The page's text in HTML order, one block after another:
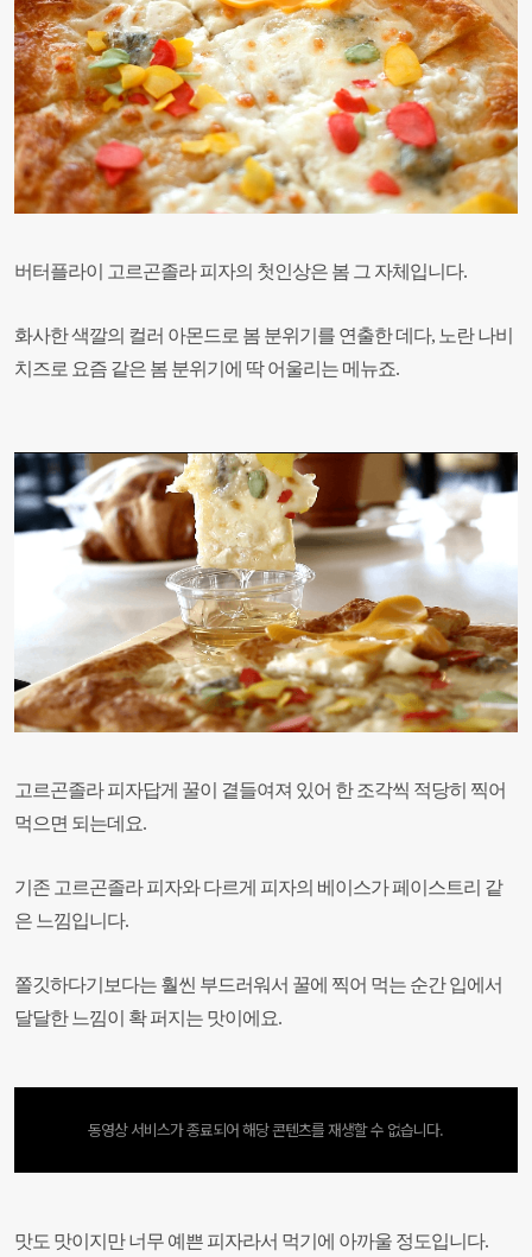
버터플라이 고르곤졸라 피자의 첫인상은 봄 그 자체입니다.
화사한 색깔의 컬러 아몬드로 봄 분위기를 연출한 데다, 노란 나비
치즈로 요즘 같은 봄 분위기에 딱 어울리는 메뉴죠.
고르곤졸라 피자답게 꿀이 곁들여져 있어 한 조각씩 적당히 찍어
먹으면 되는데요.
기존 고르곤졸라 피자와 다르게 피자의 베이스가 페이스트리 같
은 느낌입니다.
쫄깃하다기보다는 훨씬 부드러워서 꿀에 찍어 먹는 순간 입에서
달달한 느낌이 확 퍼지는 맛이에요.
동영상 서비스가 종료되어 해당 콘텐츠를 재생할 수 없습니다.
맛도 맛이지만 너무 예쁜 피자라서 먹기에 아까울 정도입니다.